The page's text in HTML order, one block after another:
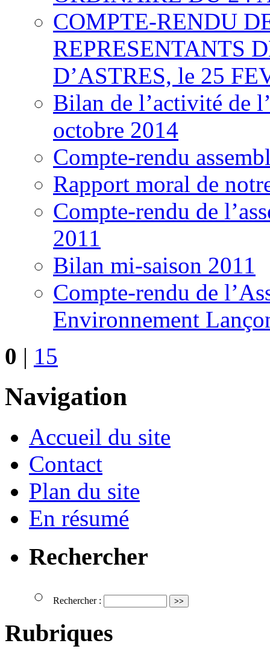
COMPTE-RENDU
REPRESENTANTS
D’ASTRES, le 25
Bilan de l’activité de
octobre 2014
Compte-rendu
Rapport moral de
Compte-rendu de
2011
Bilan mi-saison 2011
Compte-rendu de
Environnement
0 | 15
Navigation
Accueil du site
Contact
Plan du site
En résumé
Rechercher
Rechercher :
Rubriques